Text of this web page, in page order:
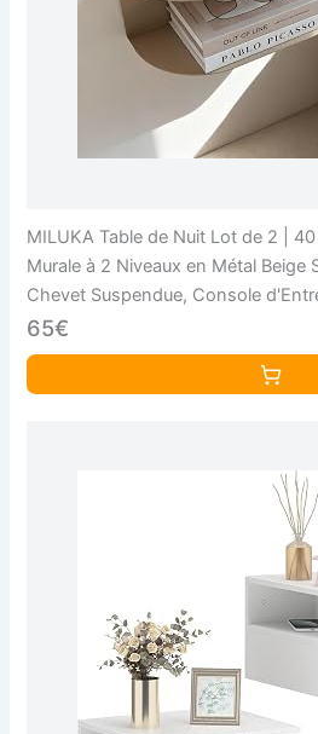
MILUKA Table de Nuit Lot de 2 |
Murale à 2 Niveaux en Métal Beige
Chevet Suspendue, Console
65€